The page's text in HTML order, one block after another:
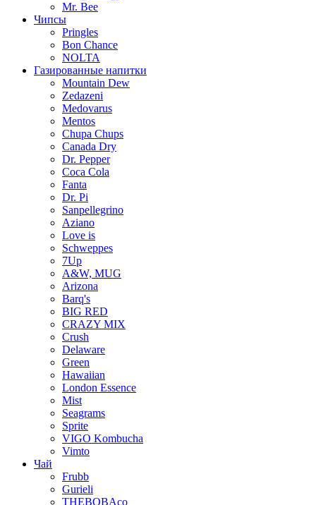
Mr. Bee
Чипсы
Pringles
Bon Chance
NOLTA
Газированные напитки
Mountain Dew
Zedazeni
Medovarus
Mentos
Chupa Chups
Canada Dry
Dr. Pepper
Coca Cola
Fanta
Dr. Pi
Sanpellegrino
Aziano
Love is
Schweppes
7Up
A&W, MUG
Arizona
Barq's
BIG RED
CRAZY MIX
Crush
Delaware
Green
Hawaiian
London Essence
Mist
Seagrams
Sprite
VIGO Kombucha
Vimto
Чай
Frubb
Gurieli
THEBOBAco